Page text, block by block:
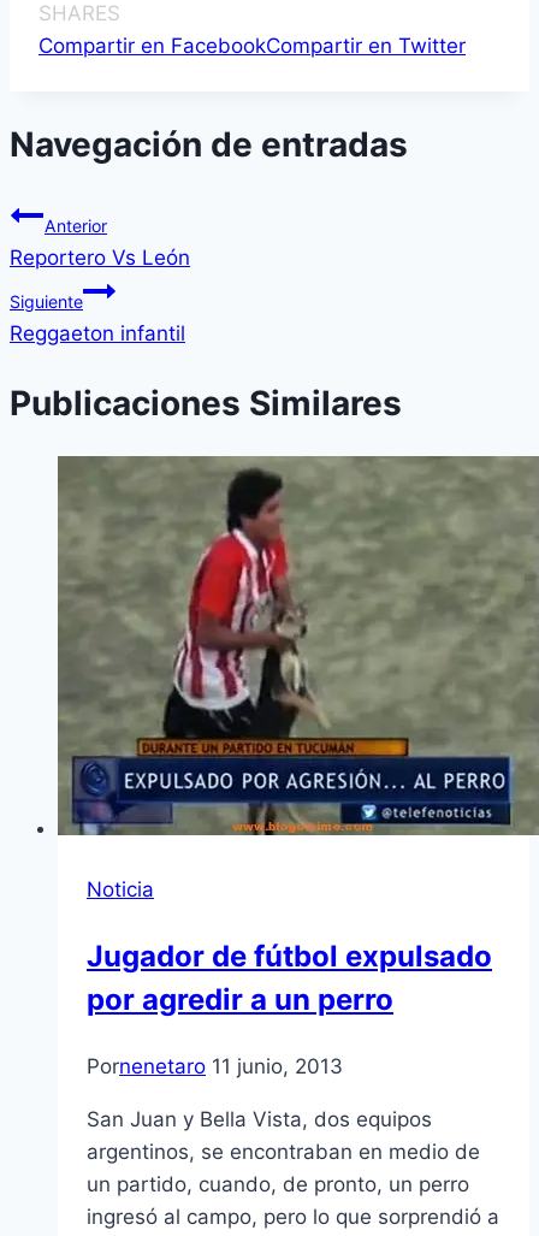
SHARES
Compartir en FacebookCompartir en Twitter
Navegación de entradas
Anterior
Reportero Vs León
Siguiente
Reggaeton infantil
Publicaciones Similares
Noticia
Jugador de fútbol expulsado
por agredir a un perro
Pornenetaro 11 junio, 2013
San Juan y Bella Vista, dos equipos
argentinos, se encontraban en medio de
un partido, cuando, de pronto, un perro
ingresó al campo, pero lo que sorprendió a